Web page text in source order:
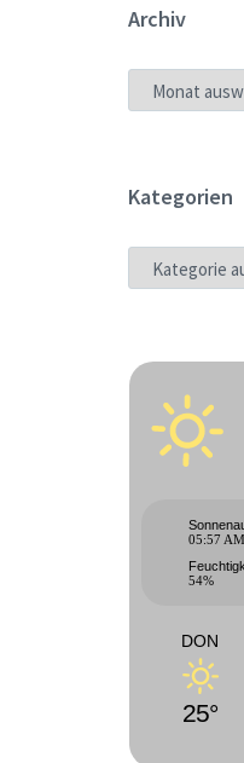
Archiv
ARCHIV
Kategorien
KATEGORIEN
05:57 AM
54%
DON
25°